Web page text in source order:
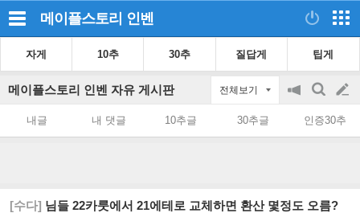
메이플스토리 인벤
자게 10추 30추 질답게 팁게
메이플스토리 인벤 자유 게시판 전체보기
공
on/off
검
색
글
쓰
내글 내 댓글 10추글 30추글 인증30추
[수다] 님들 22카룻에서 21에테로 교체하면 환산 몇정도 오름?